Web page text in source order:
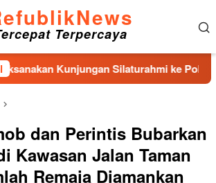
Terpercaya
Kunjungan Silaturahmi ke Polres Nias
dan Perintis Bubarkan
Kawasan Jalan Taman
Remaja Diamankan